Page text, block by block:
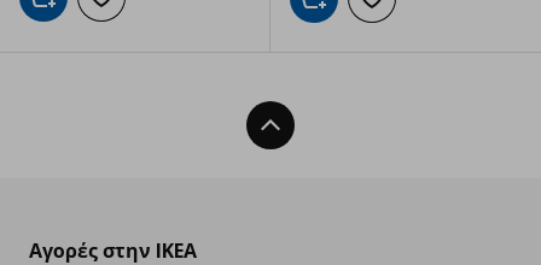
Προσθήκη στο καλάθι
Προσθήκη στα αγαπημένα Προσθήκη στο καλάθι
Προσθήκη στα
Back To Top
Αγορές στην IKEA